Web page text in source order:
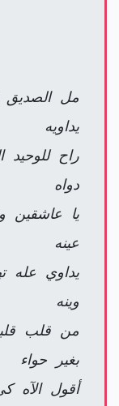
مل الصديق
يداويه
راح
دواه
يا عاشقين
عينه
يداوي عله
وينه
من قلب
بغير حواء
أقول الآه